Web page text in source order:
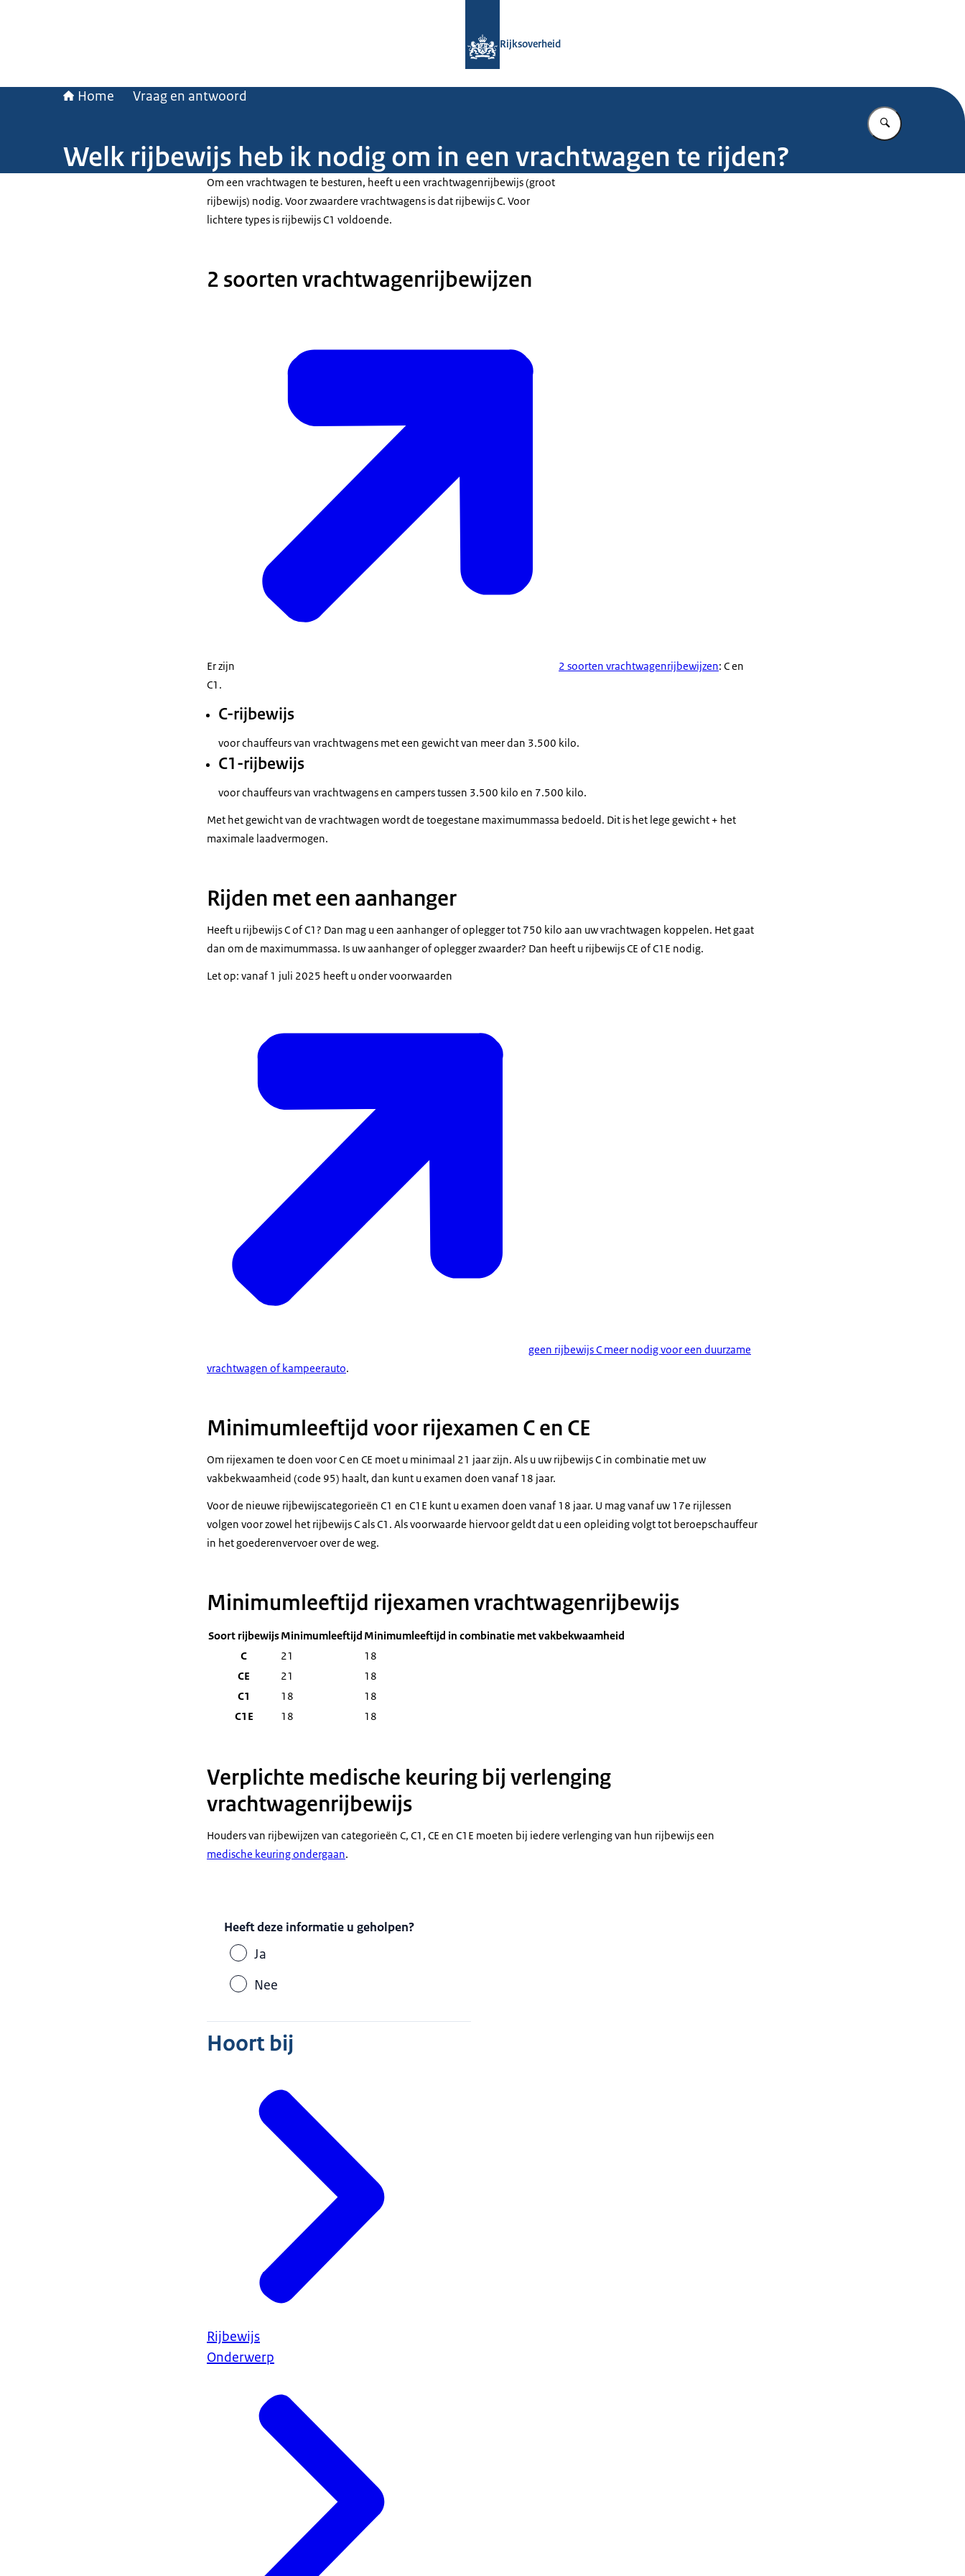
Rijksoverheid
Home Vraag en antwoord
Vul in wat u
Welk rijbewijs heb ik nodig om in een vrachtwagen te rijden?
Om een vrachtwagen te besturen, heeft u een vrachtwagenrijbewijs (groot
rijbewijs) nodig. Voor zwaardere vrachtwagens is dat rijbewijs C. Voor
lichtere types is rijbewijs C1 voldoende.
2 soorten vrachtwagenrijbewijzen
Er zijn 2 soorten vrachtwagenrijbewijzen: C en
C1.
C-rijbewijs
voor chauffeurs van vrachtwagens met een gewicht van meer dan 3.500 kilo.
C1-rijbewijs
voor chauffeurs van vrachtwagens en campers tussen 3.500 kilo en 7.500 kilo.
Met het gewicht van de vrachtwagen wordt de toegestane maximummassa bedoeld. Dit is het lege gewicht + het
maximale laadvermogen.
Rijden met een aanhanger
Heeft u rijbewijs C of C1? Dan mag u een aanhanger of oplegger tot 750 kilo aan uw vrachtwagen koppelen. Het gaat
dan om de maximummassa. Is uw aanhanger of oplegger zwaarder? Dan heeft u rijbewijs CE of C1E nodig.
Let op: vanaf 1 juli 2025 heeft u onder voorwaarden
geen rijbewijs C meer nodig voor een duurzame
vrachtwagen of kampeerauto.
Minimumleeftijd voor rijexamen C en CE
Om rijexamen te doen voor C en CE moet u minimaal 21 jaar zijn. Als u uw rijbewijs C in combinatie met uw
vakbekwaamheid (code 95) haalt, dan kunt u examen doen vanaf 18 jaar.
Voor de nieuwe rijbewijscategorieën C1 en C1E kunt u examen doen vanaf 18 jaar. U mag vanaf uw 17e rijlessen
volgen voor zowel het rijbewijs C als C1. Als voorwaarde hiervoor geldt dat u een opleiding volgt tot beroepschauffeur
in het goederenvervoer over de weg.
Minimumleeftijd rijexamen vrachtwagenrijbewijs
Soort rijbewijsMinimumleeftijd Minimumleeftijd in combinatie met vakbekwaamheid
C
21
18
CE
21
18
C1
18
18
C1E
18 18
Verplichte medische keuring bij verlenging
vrachtwagenrijbewijs
Houders van rijbewijzen van categorieën C, C1, CE en C1E moeten bij iedere verlenging van hun rijbewijs een
medische keuring ondergaan.
Heeft deze informatie u geholpen?
Ja
Nee
Hoort bij
Rijbewijs
Onderwerp